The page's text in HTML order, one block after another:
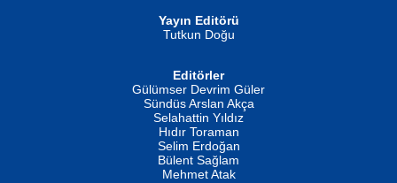
İSMAİL OKUTAN
Erkeklerin Kahrolması Ne Demektir
Evvel Zaman Tanrıçası...
Yayın Editörü
Tutkun Doğu
Editörler
Gülümser Devrim Güler
Sündüs Arslan Akça
Selahattin Yıldız
Hıdır Toraman
Selim Erdoğan
Bülent Sağlam
Mehmet Atak